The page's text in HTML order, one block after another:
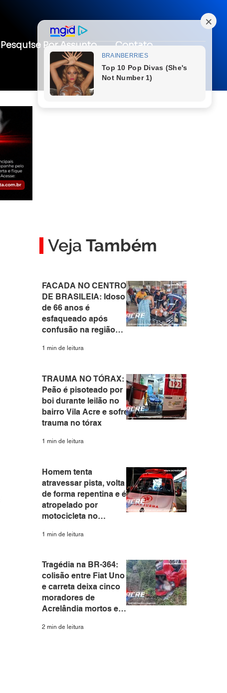
Pesquise Por Assunto Contato
FACADA NO CENTRO
DE BRASILEIA: Idoso
de 66 anos é
esfaqueado após
confusão na região
Acre
1 min de leitura
TRAUMA NO TÓRAX:
Peão é pisoteado por
boi durante leilão no
bairro Vila Acre e sofre
trauma no tórax
1 min de leitura
Homem tenta
atravessar pista, volta
de forma repentina e é
atropelado por
motocicleta no
Branco
1 min de leitura
Tragédia na BR-364:
colisão entre Fiat Uno
e carreta deixa cinco
moradores de
Acrelândia mortos em
2 min de leitura
Veja Também